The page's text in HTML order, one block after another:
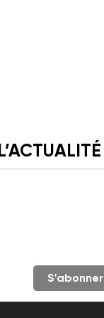
S'abonner